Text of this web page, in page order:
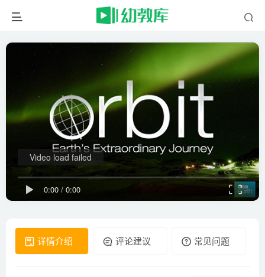
0:00 / 0:00
Video load failed
详情介绍 评论建议 常见问题